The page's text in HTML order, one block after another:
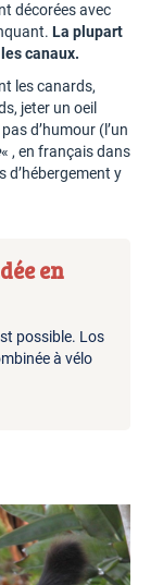
décorées avec
La plupart
canaux.
les canards,
jeter un oeil
d’humour (l’un
« , en français dans
d’hébergement y
en
possible. Los
à vélo